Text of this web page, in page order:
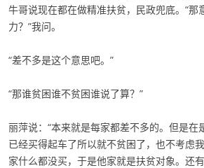
牛哥说现在都在做精准扶贫，民政兜底。“
力？”我问。
“差不多是这个意思吧。”
“那谁贫困谁不贫困谁说了算？”
丽萍说：“本来就是每家都差不多的。但是
已经买得起车了所以就不贫困了，也不考虑
家什么都没买，于是他家就是扶贫对象。还